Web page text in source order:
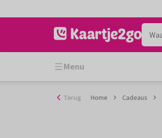
naar
Menu
Terug Home Cadeaus